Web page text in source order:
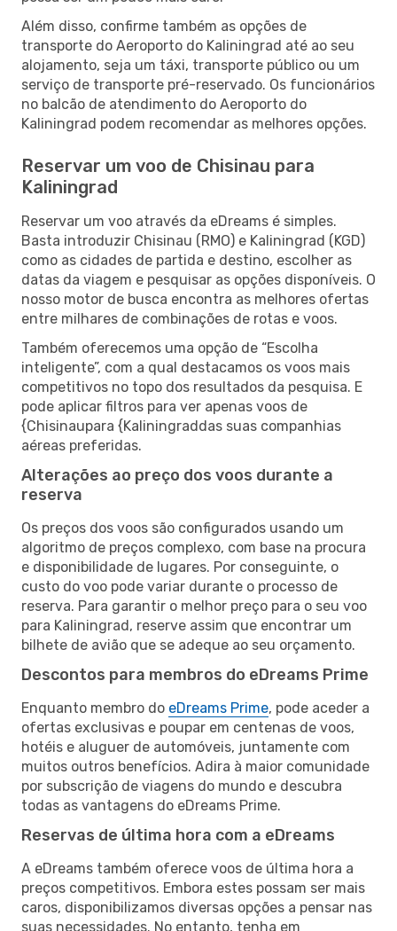
Além disso, confirme também as opções de
transporte do Aeroporto do Kaliningrad até ao seu
alojamento, seja um táxi, transporte público ou um
serviço de transporte pré-reservado. Os funcionários
no balcão de atendimento do Aeroporto do
Kaliningrad podem recomendar as melhores opções.
Reservar um voo de Chisinau para
Kaliningrad
Reservar um voo através da eDreams é simples.
Basta introduzir Chisinau (RMO) e Kaliningrad (KGD)
como as cidades de partida e destino, escolher as
datas da viagem e pesquisar as opções disponíveis. O
nosso motor de busca encontra as melhores ofertas
entre milhares de combinações de rotas e voos.
Também oferecemos uma opção de “Escolha
inteligente”, com a qual destacamos os voos mais
competitivos no topo dos resultados da pesquisa. E
pode aplicar filtros para ver apenas voos de
{Chisinaupara {Kaliningraddas suas companhias
aéreas preferidas.
Alterações ao preço dos voos durante a
reserva
Os preços dos voos são configurados usando um
algoritmo de preços complexo, com base na procura
e disponibilidade de lugares. Por conseguinte, o
custo do voo pode variar durante o processo de
reserva. Para garantir o melhor preço para o seu voo
para Kaliningrad, reserve assim que encontrar um
bilhete de avião que se adeque ao seu orçamento.
Descontos para membros do eDreams Prime
Enquanto membro do eDreams Prime, pode aceder a
ofertas exclusivas e poupar em centenas de voos,
hotéis e aluguer de automóveis, juntamente com
muitos outros benefícios. Adira à maior comunidade
por subscrição de viagens do mundo e descubra
todas as vantagens do eDreams Prime.
Reservas de última hora com a eDreams
A eDreams também oferece voos de última hora a
preços competitivos. Embora estes possam ser mais
caros, disponibilizamos diversas opções a pensar nas
suas necessidades. No entanto, tenha em